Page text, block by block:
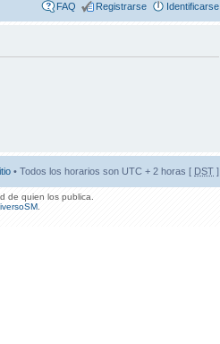
FAQ Registrarse Identificarse
• Todos los horarios son UTC + 2 horas [ DST ]
de quien los publica.